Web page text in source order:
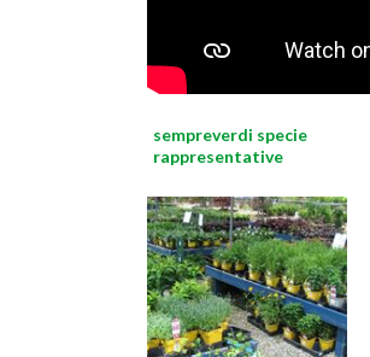
sempreverdi specie
rappresentative